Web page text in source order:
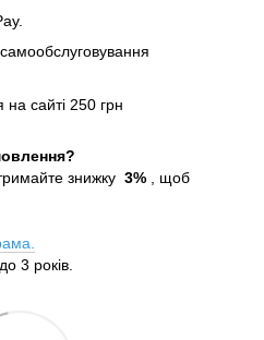
сайті 250 грн
знижку 3% , щоб
3 років.